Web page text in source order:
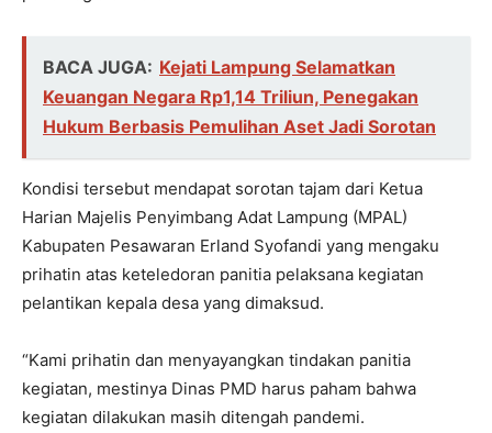
BACA JUGA: Kejati Lampung Selamatkan
Keuangan Negara Rp1,14 Triliun, Penegakan
Hukum Berbasis Pemulihan Aset Jadi Sorotan
Kondisi tersebut mendapat sorotan tajam dari Ketua
Harian Majelis Penyimbang Adat Lampung (MPAL)
Kabupaten Pesawaran Erland Syofandi yang mengaku
prihatin atas keteledoran panitia pelaksana kegiatan
pelantikan kepala desa yang dimaksud.
“Kami prihatin dan menyayangkan tindakan panitia
kegiatan, mestinya Dinas PMD harus paham bahwa
kegiatan dilakukan masih ditengah pandemi.